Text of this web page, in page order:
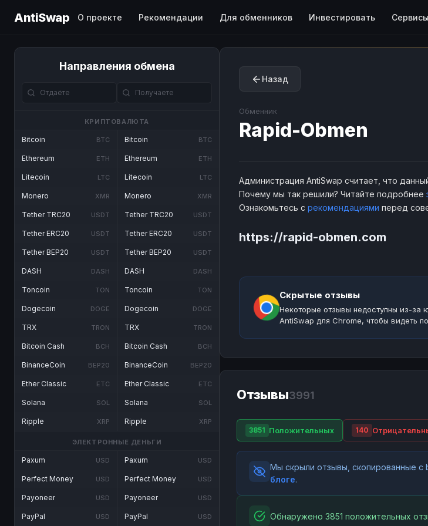
AntiSwap О проекте Рекомендации Для обменников Инвестировать Сервисы
Направления обмена
КРИПТОВАЛЮТА
Bitcoin BTC
Ethereum ETH
Litecoin LTC
Monero XMR
Tether TRC20 USDT
Tether ERC20 USDT
Tether BEP20 USDT
DASH DASH
Toncoin TON
Dogecoin DOGE
TRX TRON
Bitcoin Cash BCH
BinanceCoin BEP20
Ether Classic ETC
Solana SOL
Ripple XRP
Bitcoin BTC
Ethereum ETH
Litecoin LTC
Monero XMR
Tether TRC20 USDT
Tether ERC20 USDT
Tether BEP20 USDT
DASH DASH
Toncoin TON
Dogecoin DOGE
TRX TRON
Bitcoin Cash BCH
BinanceCoin BEP20
Ether Classic ETC
Solana SOL
Ripple XRP
ЭЛЕКТРОННЫЕ ДЕНЬГИ
Paxum USD
Perfect Money USD
Payoneer USD
PayPal USD
Paxum USD
Perfect Money USD
Payoneer USD
PayPal USD
Назад
Обменник
Rapid-Obmen
Администрация AntiSwap считает, что
Почему мы так решили? Читайте подробнее
Ознакомьтесь с рекомендациями перед
https://rapid-obmen.com
Скрытые отзывы
Некоторые отзывы недоступны из-за
AntiSwap для Chrome, чтобы видеть
Отзывы3991
3851 Положительных 140
Мы скрыли отзывы, скопированные с
блоге.
Обнаружено 3851 положительных